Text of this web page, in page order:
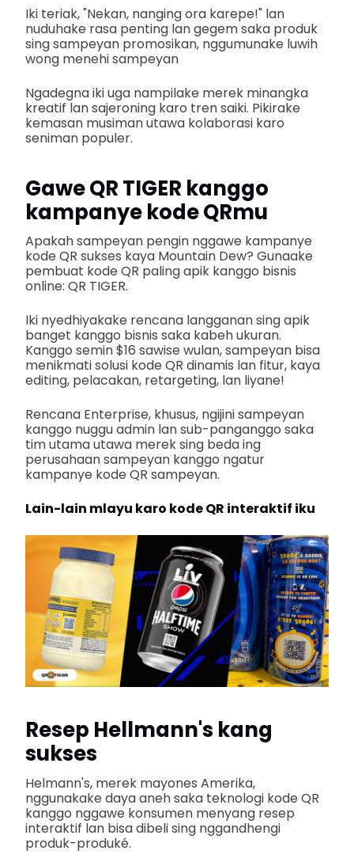
Iki teriak, "Nekan, nanging ora karepe!" lan
nuduhake rasa penting lan gegem saka produk
sing sampeyan promosikan, nggumunake luwih
wong menehi sampeyan
Ngadegna iki uga nampilake merek minangka
kreatif lan sajeroning karo tren saiki. Pikirake
kemasan musiman utawa kolaborasi karo
seniman populer.
Gawe QR TIGER kanggo
kampanye kode QRmu
Apakah sampeyan pengin nggawe kampanye
kode QR sukses kaya Mountain Dew? Gunaake
pembuat kode QR paling apik kanggo bisnis
online: QR TIGER.
Iki nyedhiyakake rencana langganan sing apik
banget kanggo bisnis saka kabeh ukuran.
Kanggo semin $16 sawise wulan, sampeyan bisa
menikmati solusi kode QR dinamis lan fitur, kaya
editing, pelacakan, retargeting, lan liyane!
Rencana Enterprise, khusus, ngijini sampeyan
kanggo nuggu admin lan sub-panganggo saka
tim utama utawa merek sing beda ing
perusahaan sampeyan kanggo ngatur
kampanye kode QR sampeyan.
Lain-lain mlayu karo kode QR interaktif iku
Resep Hellmann's kang
sukses
Helmann's, merek mayones Amerika,
nggunakake daya aneh saka teknologi kode QR
kanggo nggawe konsumen menyang resep
interaktif lan bisa dibeli sing nggandhengi
produk-produké.